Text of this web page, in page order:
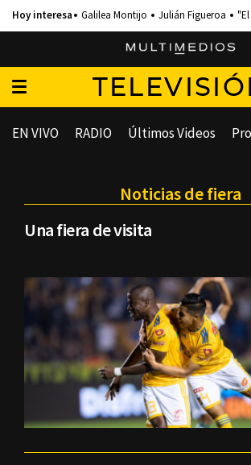
Galilea Montijo Julián Figueroa
EN VIVO RADIO Últimos Videos
Noticias de fiera
Una fiera de visita